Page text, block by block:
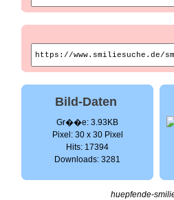
Bild-Daten
Gr��e: 3.93KB
Pixel: 30 x 30 Pixel
Hits: 17394
Downloads: 3281
huepfende-